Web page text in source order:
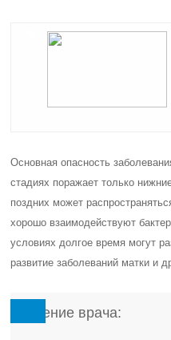
Основная опасность
стадиях поражает только
поздних может
хорошо взаимодействуют
условиях долгое время могут
развитие заболеваний матки и
Мнение врача: